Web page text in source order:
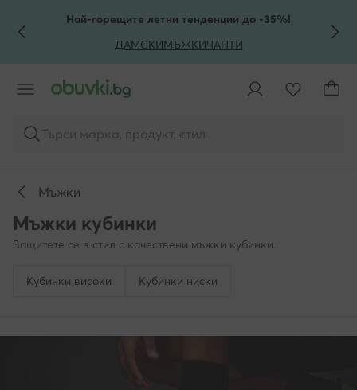
КЪМ ОСНОВНОТО СЪДЪРЖАНИЕ
КЪМ ТЪРСЕНЕНай-горещите летни тенденции до -35%!
ДАМСКИМЪЖКИЧАНТИ
Търси марка, продукт, стил
Мъжки
Мъжки кубинки
Защитете се в стил с качествени мъжки кубинки.
Кубинки високи Кубинки ниски